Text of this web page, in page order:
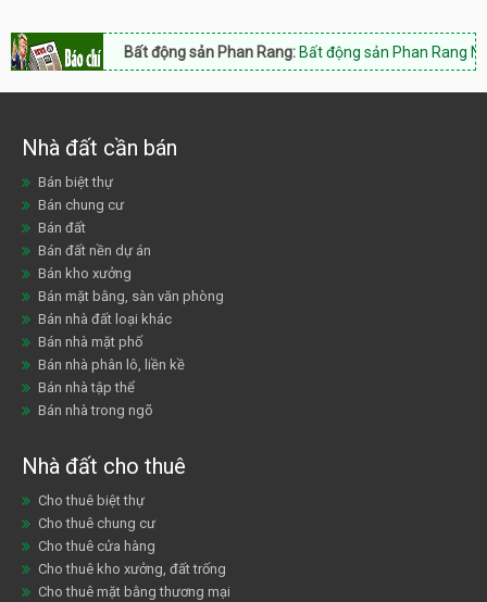
Bất động sản Phan Rang: Bất động sản Phan Rang Nam Khánh
Nhà đất cần bán
Bán biệt thự
Bán chung cư
Bán đất
Bán đất nền dự án
Bán kho xưởng
Bán mặt bằng, sàn văn phòng
Bán nhà đất loại khác
Bán nhà mặt phố
Bán nhà phân lô, liền kề
Bán nhà tập thể
Bán nhà trong ngõ
Nhà đất cho thuê
Cho thuê biệt thự
Cho thuê chung cư
Cho thuê cửa hàng
Cho thuê kho xưởng, đất trống
Cho thuê mặt bằng thương mại